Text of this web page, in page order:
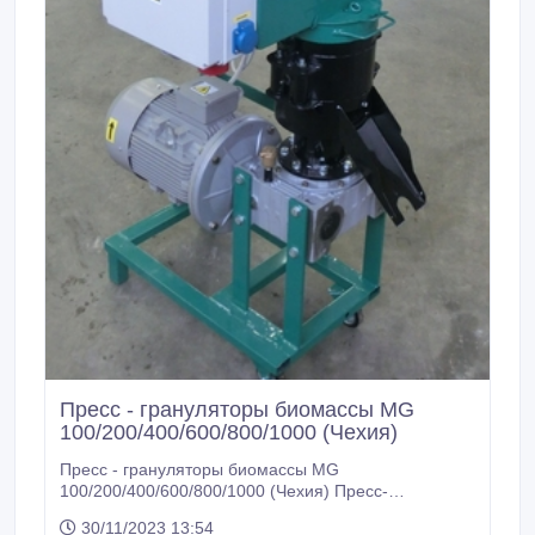
Пресс - грануляторы биомассы MG
100/200/400/600/800/1000 (Чехия)
Пресс - грануляторы биомассы MG
100/200/400/600/800/1000 (Чехия) Пресс-
30/11/2023 13:54